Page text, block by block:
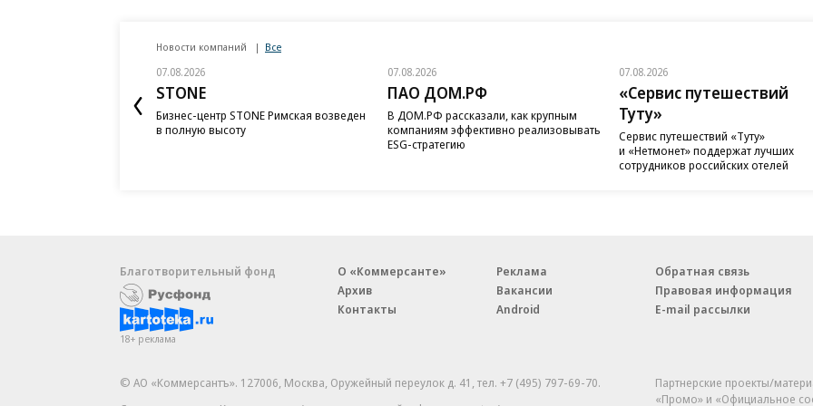
Новости компаний Все
07.08.2026
STONE
Бизнес-центр STONE Римская возведен
в полную высоту
07.08.2026
ПАО ДОМ.РФ
В ДОМ.РФ рассказали, как крупным
компаниям эффективно реализовывать
ESG-стратегию
07.08.2026
«Сервис путешествий
Туту»
Сервис путешествий «Туту»
и «Нетмонет» поддержат лучших
сотрудников российских отелей
Благотворительный фонд
18+ реклама
О «Коммерсанте»
Архив
Контакты
Реклама
Вакансии
Android
Обратная связь
Правовая информация
E-mail рассылки
© АО «Коммерсантъ». 127006, Москва, Оружейный переулок д. 41,тел. +7 (495) 797-69-70.
Партнерские проекты/
«Промо» и «Официальное